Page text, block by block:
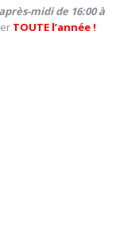
midi de 16:00 à
TOUTE l’année !